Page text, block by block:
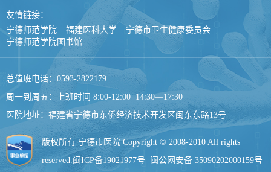
友情链接：
宁德师范学院
福建医科大学
宁德市卫生健康委员会
宁德师范学院图书馆
总值班电话：0593-2822179
周一到周五：上班时间 8:00-12:00 14:30—17:30
医院地址：福建省宁德市东侨经济技术开发区闽东东路13号
版权所有 宁德市医院 Copyright © 2008-2010 All rights
reserved.闽ICP备19021977号 闽公网安备 35090202000159号